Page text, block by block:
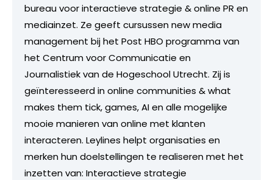
bureau voor interactieve strategie & online PR en
mediainzet. Ze geeft cursussen new media
management bij het Post HBO programma van
het Centrum voor Communicatie en
Journalistiek van de Hogeschool Utrecht. Zij is
geïnteresseerd in online communities & what
makes them tick, games, AI en alle mogelijke
mooie manieren van online met klanten
interacteren. Leylines helpt organisaties en
merken hun doelstellingen te realiseren met het
inzetten van: Interactieve strategie